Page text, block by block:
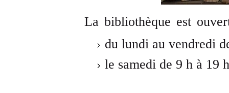
La bibliothèque est
du lundi au vendredi
le samedi de 9 h à 19